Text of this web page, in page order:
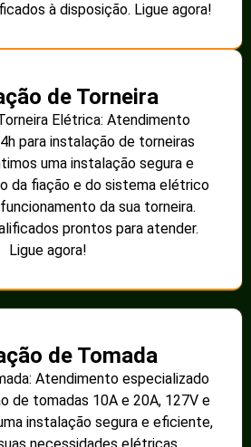
à disposição. Ligue agora!
de Torneira
Elétrica: Atendimento
para instalação de torneiras
uma instalação segura e
da fiação e do sistema elétrico
da sua torneira.
prontos para atender.
Ligue agora!
de Tomada
Atendimento especializado
de tomadas 10A e 20A, 127V e
instalação segura e eficiente,